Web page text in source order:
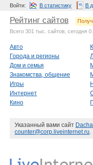
Войти: В статистику В
Рейтинг сайтов
Всего 301 тыс. сайтов, сегодня
Авто
Города и регионы
Дом и семья
Знакомства, общение
Игры
Интернет
Кино
Указанный вами сайт
counter@corp.liveinternet.ru